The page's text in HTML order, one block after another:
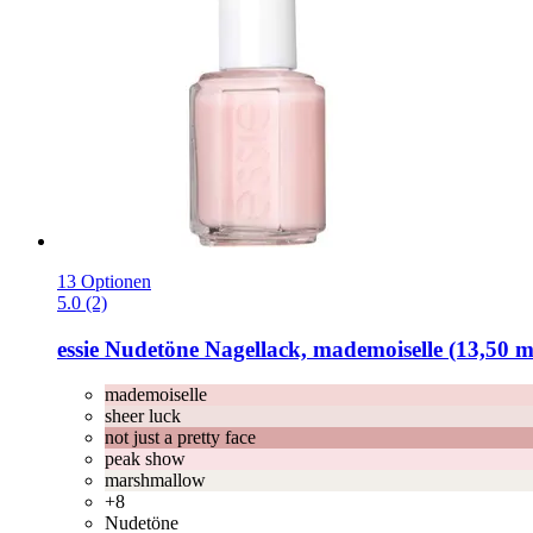
13 Optionen
5.0 (2)
essie Nudetöne Nagellack, mademoiselle (13,50
mademoiselle
sheer luck
not just a pretty face
peak show
marshmallow
+8
Nudetöne